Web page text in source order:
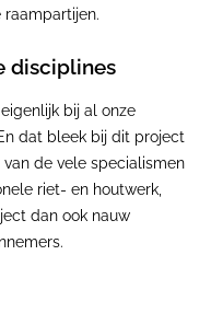
disciplines
bij al onze
dat bleek bij dit project
de vele specialismen
riet- en houtwerk,
dan ook nauw